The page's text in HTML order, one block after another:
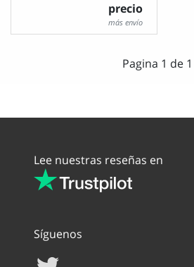
precio
más envío
Pagina 1 de 1
Lee nuestras reseñas en
Síguenos